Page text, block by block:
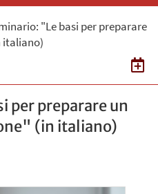
"Le basi per preparare
italiano)
per preparare un
(in italiano)